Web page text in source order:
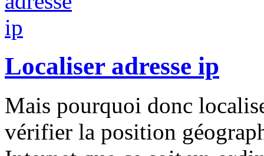
Localiser adresse ip
Mais pourquoi donc
vérifier la position